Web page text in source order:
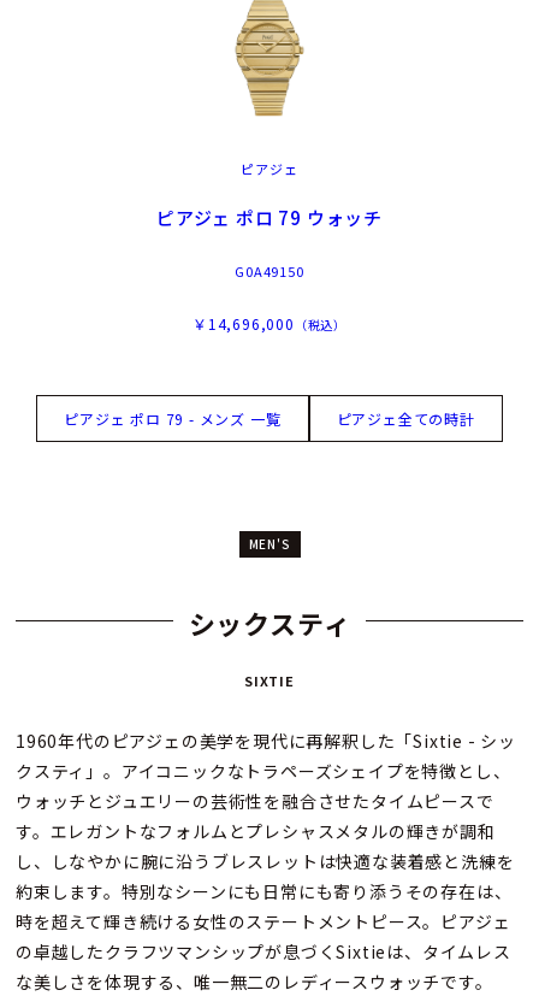
ピアジェ
ピアジェ ポロ 79 ウォッチ
G0A49150
￥14,696,000 （税込）
ピアジェ ポロ 79 - メンズ 一覧 ピアジェ全ての時計
MEN'S
シックスティ
SIXTIE
1960年代のピアジェの美学を現代に再解釈した「Sixtie - シッ
クスティ」。アイコニックなトラペーズシェイプを特徴とし、
ウォッチとジュエリーの芸術性を融合させたタイムピースで
す。エレガントなフォルムとプレシャスメタルの輝きが調和
し、しなやかに腕に沿うブレスレットは快適な装着感と洗練を
約束します。特別なシーンにも日常にも寄り添うその存在は、
時を超えて輝き続ける女性のステートメントピース。ピアジェ
の卓越したクラフツマンシップが息づくSixtieは、タイムレス
な美しさを体現する、唯一無二のレディースウォッチです。